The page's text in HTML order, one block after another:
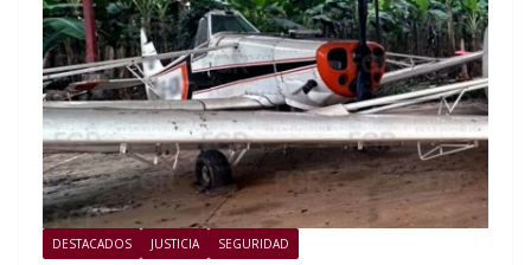
DESTACADOS JUSTICIA SEGURIDAD